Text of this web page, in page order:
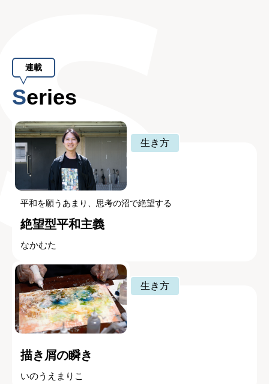
連載
Series
生き方
平和を願うあまり、思考の沼で絶望する
絶望型平和主義
なかむた
生き方
描き屑の瞬き
いのうえまりこ